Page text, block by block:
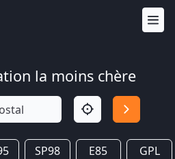
la moins chère
SP98 E85 GPL